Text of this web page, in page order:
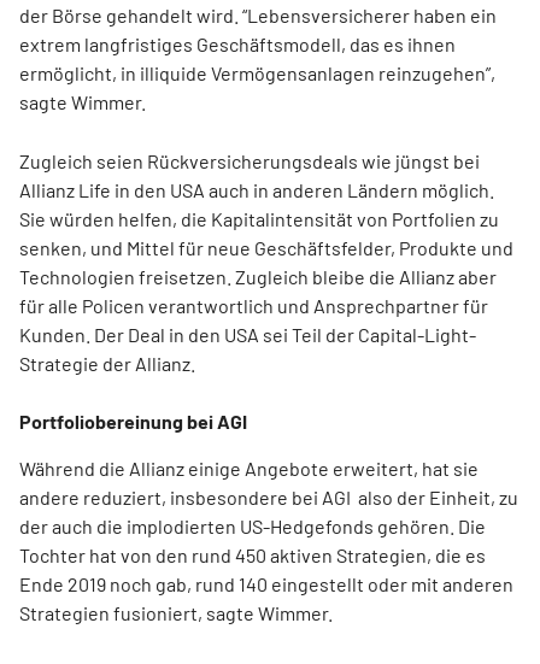
der Börse gehandelt wird. “Lebensversicherer haben ein
extrem langfristiges Geschäftsmodell, das es ihnen
ermöglicht, in illiquide Vermögensanlagen reinzugehen”,
sagte Wimmer.
Zugleich seien Rückversicherungsdeals wie jüngst bei
Allianz Life in den USA auch in anderen Ländern möglich.
Sie würden helfen, die Kapitalintensität von Portfolien zu
senken, und Mittel für neue Geschäftsfelder, Produkte und
Technologien freisetzen. Zugleich bleibe die Allianz aber
für alle Policen verantwortlich und Ansprechpartner für
Kunden. Der Deal in den USA sei Teil der Capital-Light-
Strategie der Allianz.
Portfoliobereinung bei AGI
Während die Allianz einige Angebote erweitert, hat sie
andere reduziert, insbesondere bei AGI also der Einheit, zu
der auch die implodierten US-Hedgefonds gehören. Die
Tochter hat von den rund 450 aktiven Strategien, die es
Ende 2019 noch gab, rund 140 eingestellt oder mit anderen
Strategien fusioniert, sagte Wimmer.